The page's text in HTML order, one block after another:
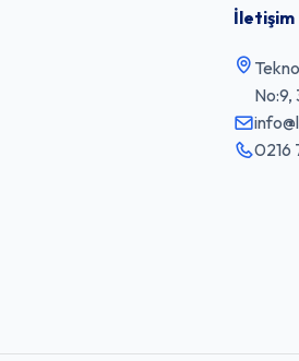
İletişim
0216